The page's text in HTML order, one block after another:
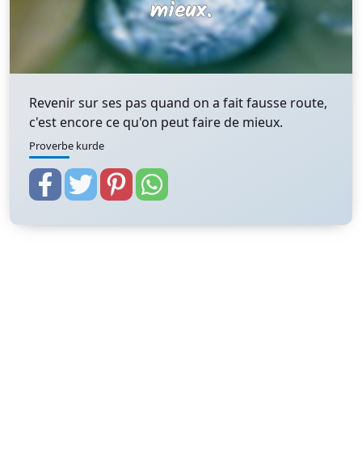
Revenir sur ses pas quand on a fait fausse route,
c'est encore ce qu'on peut faire de mieux.
Proverbe kurde